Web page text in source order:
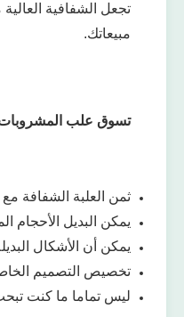
تجعل الشفافية
مبيعاتك.
تسوق علب المشروبات
ثمن العلبة الشفافة مع
يمكن البديل الأحجام
يمكن أن الأشكال
تخصيص التصميم
ليس تماما ما كنت